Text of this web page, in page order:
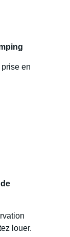
en
louer.